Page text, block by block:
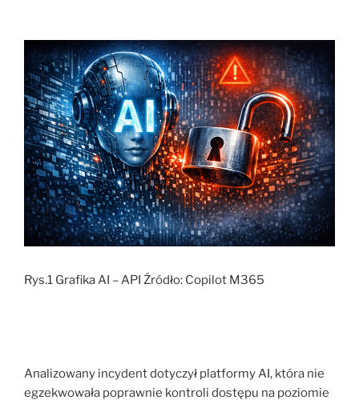
Rys.1 Grafika AI – API Źródło: Copilot M365
Analizowany incydent dotyczył platformy AI, która nie
egzekwowała poprawnie kontroli dostępu na poziomie